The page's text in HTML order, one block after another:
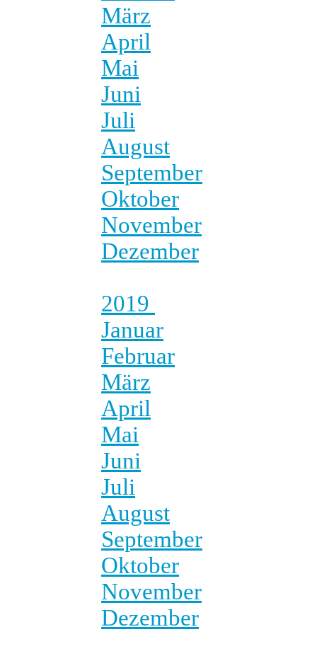
März
April
Mai
Juni
Juli
August
September
Oktober
November
Dezember
2019
Januar
Februar
März
April
Mai
Juni
Juli
August
September
Oktober
November
Dezember